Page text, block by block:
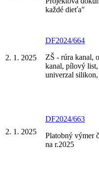
každé dieťa"
2. 1. 2025
DF2024/664
ZŠ - rúra kanal,
kanal, pílový
univerzal
2. 1. 2025
DF2024/663
Platobný výmer
na r.2025